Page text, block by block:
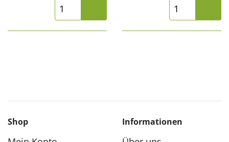
Shop Informationen